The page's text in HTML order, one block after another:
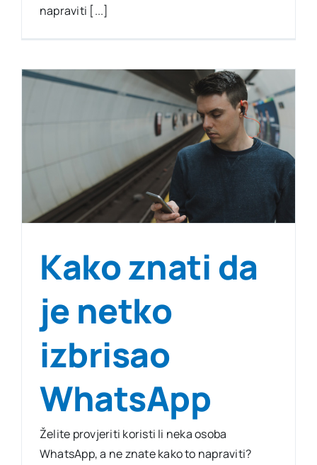
napraviti [...]
Kako znati da
je netko
izbrisao
WhatsApp
Želite provjeriti koristi li neka osoba
WhatsApp, a ne znate kako to napraviti?